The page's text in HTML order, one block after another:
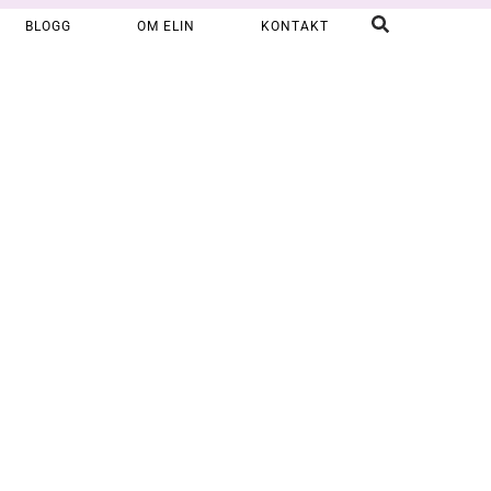
BLOGG OM ELIN KONTAKT